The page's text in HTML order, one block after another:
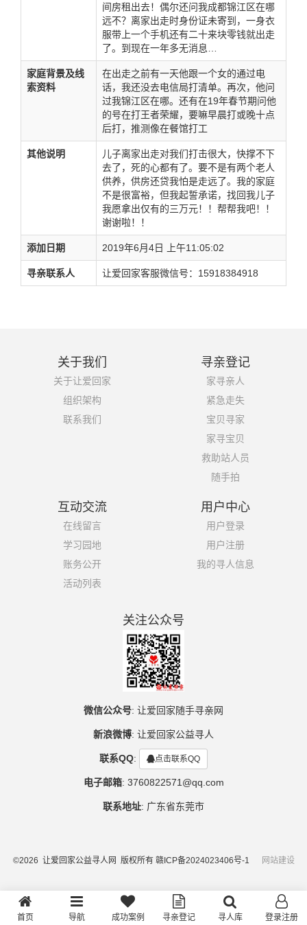
间房租出去！偶尔还问我成都锦江区在哪
远不？离家出走时身份证未寄到，一身衣
服带上一个手机还有二十来块零钱就出走
了。到现在一年多无消息…
家庭背景及线
索资料
在出走之前有一天他跟一个女的通过电
话，我还没去电信局打清单。再次，他问
过我锦江区在哪。还有在19年春节期问他
的号在打王者荣耀，要嘛早晨打或晚十点
后打，推测像在餐馆打工
其他说明
儿子离家出走对我们打击很大，快撑不下
去了，死的心都有了。要不是有两个老人
供养，供房还贷我怕是走远了。我的家庭
不是很富裕，但我起誓承诺，找回我儿子
我愿拿出仅有的三万元！！帮帮我吧！！
谢谢啦！！
添加日期 2019年6月4日 上午11:05:02
寻亲联系人 让爱回家客服微信号：15918384918
关于我们
关于让爱回家
组织架构
联系我们
寻亲登记
家寻亲人
紧急走失
宝贝寻家
家寻宝贝
救助站人员
随手拍
互动交流
在线留言
学习园地
账务公开
活动列表
用户中心
用户登录
用户注册
我的寻人信息
关注公众号
微信公众号: 让爱回家随手寻亲网
新浪微博: 让爱回家公益寻人
联系QQ: 点击联系QQ
电子邮箱: 3760822571@qq.com
联系地址: 广东省东莞市
©2026 让爱回家公益寻人网 版权所有 赣ICP备2024023406号-1 网站建设
首页 导航 成功案例 寻亲登记 寻人库 登录注册